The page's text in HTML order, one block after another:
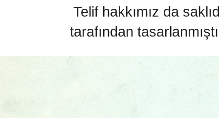
Telif hakkımız da
tarafından